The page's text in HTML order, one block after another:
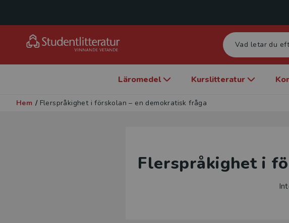
Läromedel Kurslitteratur
Hem / Flerspråkighet i förskolan – en demokratisk fråga
Flerspråkighet i